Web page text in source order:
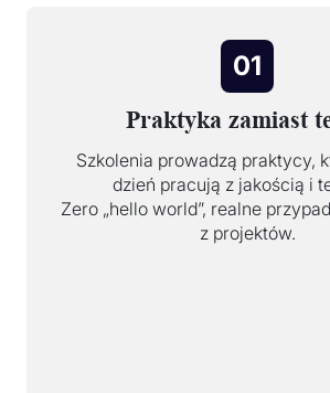
01
Praktyka zamiast
Szkolenia prowadzą praktycy,
dzień pracują z jakością i
Zero „hello world”, realne
z projektów.